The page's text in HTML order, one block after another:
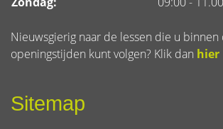
Nieuwsgierig naar de lessen die u binnen
openingstijden kunt volgen? Klik dan hier
Sitemap